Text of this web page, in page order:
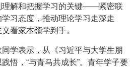
理解和把握学习的关键——紧密联
习态度，推动理论学习走深走
看家本领学到手。
学表示，从《习近平与大学生朋
悟，“与青马共成长”。青年学子要